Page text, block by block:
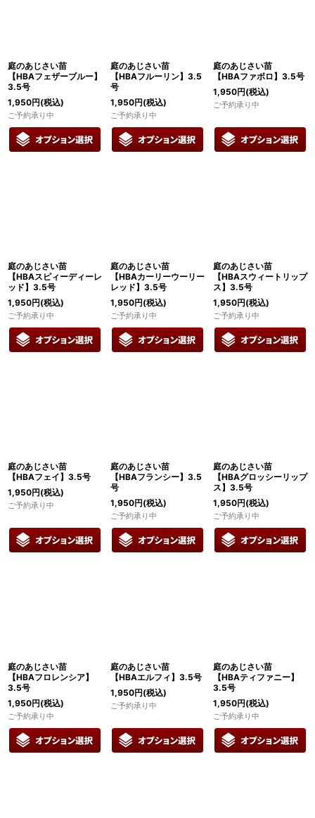
庭のあじさい苗
【HBAフェザーブルー】
3.5号
1,950円(税込)
ご予約承り中
庭のあじさい苗
【HBAフルーリン】3.5
号
1,950円(税込)
ご予約承り中
庭のあじさい苗
【HBAファボロ】3.5号
1,950円(税込)
ご予約承り中
庭のあじさい苗
【HBAスピィーディーレ
ッド】3.5号
1,950円(税込)
ご予約承り中
庭のあじさい苗
【HBAカーリーウーリー
レッド】3.5号
1,950円(税込)
ご予約承り中
庭のあじさい苗
【HBAスウィートリップ
ス】3.5号
1,950円(税込)
ご予約承り中
庭のあじさい苗
【HBAフェイ】3.5号
1,950円(税込)
ご予約承り中
庭のあじさい苗
【HBAフランシー】3.5
号
1,950円(税込)
ご予約承り中
庭のあじさい苗
【HBAグロッシーリップ
ス】3.5号
1,950円(税込)
ご予約承り中
庭のあじさい苗
【HBAフロレンシア】
3.5号
1,950円(税込)
ご予約承り中
庭のあじさい苗
【HBAエルフィ】3.5号
1,950円(税込)
ご予約承り中
庭のあじさい苗
【HBAティファニー】
3.5号
1,950円(税込)
ご予約承り中